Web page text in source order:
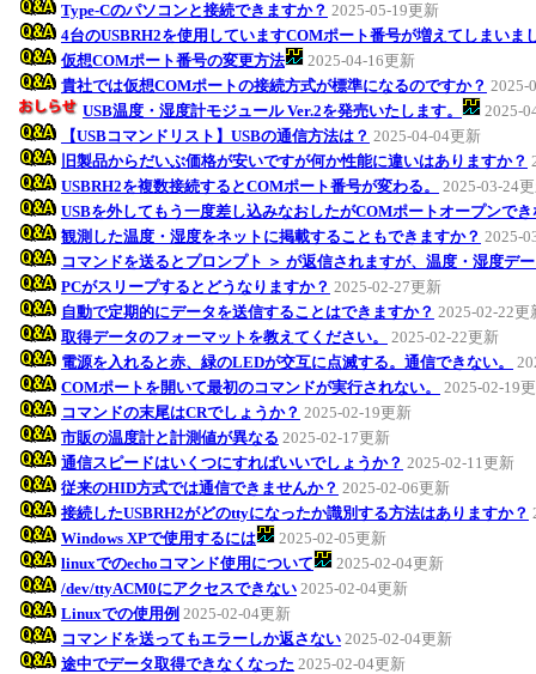
Type-Cのパソコンと接続できますか？ 2025-05-19更新
4台のUSBRH2を使用していますCOMポート番号が増えてしまいま
仮想COMポート番号の変更方法
2025-04-16更新
貴社では仮想COMポートの接続方式が標準になるのですか？ 2025-
USB温度・湿度計モジュール Ver.2を発売いたします。
2025-
【USBコマンドリスト】USBの通信方法は？ 2025-04-04更新
旧製品からだいぶ価格が安いですが何か性能に違いはありますか？
USBRH2を複数接続するとCOMポート番号が変わる。
2025-03-24
USBを外してもう一度差し込みなおしたがCOMポートオープンで
観測した温度・湿度をネットに掲載することもできますか？ 2025-
コマンドを送るとプロンプト ＞ が返信されますが、温度・湿度デ
PCがスリープするとどうなりますか？ 2025-02-27更新
自動で定期的にデータを送信することはできますか？ 2025-02-22更
取得データのフォーマットを教えてください。
2025-02-22更新
電源を入れると赤、緑のLEDが交互に点滅する。通信できない。
COMポートを開いて最初のコマンドが実行されない。
2025-02-19
コマンドの末尾はCRでしょうか？ 2025-02-19更新
市販の温度計と計測値が異なる 2025-02-17更新
通信スピードはいくつにすればいいでしょうか？ 2025-02-11更新
従来のHID方式では通信できませんか？ 2025-02-06更新
接続したUSBRH2がどのttyになったか識別する方法はありますか？
Windows XPで使用するには
2025-02-05更新
linuxでのechoコマンド使用について
2025-02-04更新
/dev/ttyACM0にアクセスできない 2025-02-04更新
Linuxでの使用例 2025-02-04更新
コマンドを送ってもエラーしか返さない 2025-02-04更新
途中でデータ取得できなくなった 2025-02-04更新